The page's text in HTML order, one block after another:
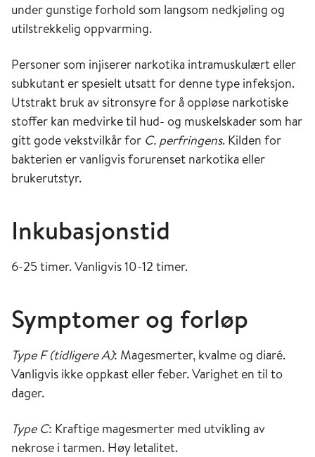
under gunstige forhold som langsom nedkjøling og
utilstrekkelig oppvarming.
Personer som injiserer narkotika intramuskulært eller
subkutant er spesielt utsatt for denne type infeksjon.
Utstrakt bruk av sitronsyre for å oppløse narkotiske
stoffer kan medvirke til hud- og muskelskader som har
gitt gode vekstvilkår for C. perfringens. Kilden for
bakterien er vanligvis forurenset narkotika eller
brukerutstyr.
Inkubasjonstid
6-25 timer. Vanligvis 10-12 timer.
Symptomer og forløp
Type F (tidligere A): Magesmerter, kvalme og diaré.
Vanligvis ikke oppkast eller feber. Varighet en til to
dager.
Type C: Kraftige magesmerter med utvikling av
nekrose i tarmen. Høy letalitet.